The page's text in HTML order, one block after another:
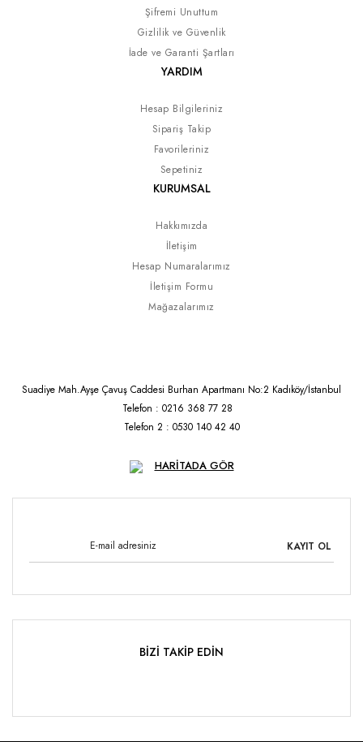
Şifremi Unuttum
Gizlilik ve Güvenlik
İade ve Garanti Şartları
YARDIM
Hesap Bilgileriniz
Sipariş Takip
Favorileriniz
Sepetiniz
KURUMSAL
Hakkımızda
İletişim
Hesap Numaralarımız
İletişim Formu
Mağazalarımız
Suadiye Mah.Ayşe Çavuş Caddesi Burhan Apartmanı No:2 Kadıköy/İstanbul
Telefon : 0216 368 77 28
Telefon 2 : 0530 140 42 40
HARİTADA GÖR
KAYIT OL
BİZİ TAKİP EDİN